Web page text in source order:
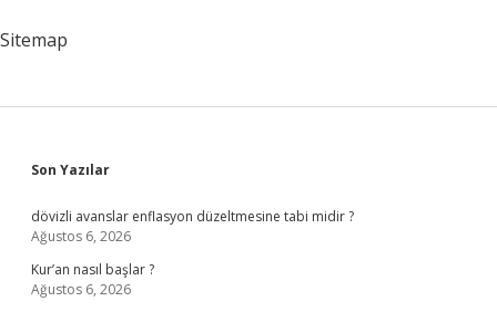
Sitemap
Sidebar
Son Yazılar
dövizli avanslar enflasyon düzeltmesine tabi midir ?
Ağustos 6, 2026
Kur’an nasıl başlar ?
Ağustos 6, 2026